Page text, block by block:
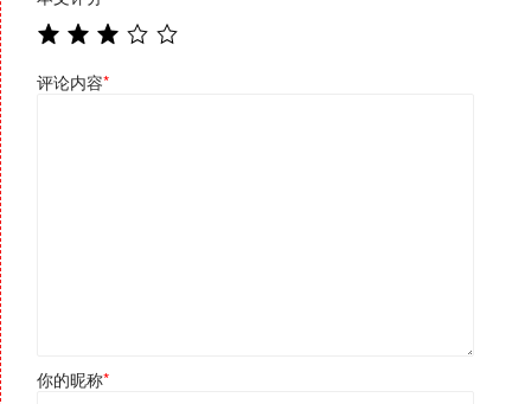
评论内容*
你的昵称*